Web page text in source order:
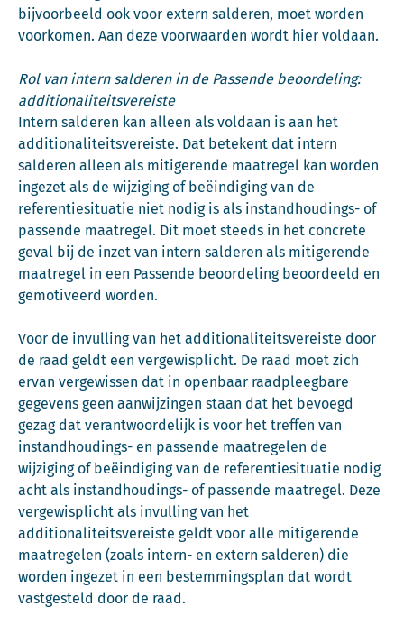
bijvoorbeeld ook voor extern salderen, moet worden
voorkomen. Aan deze voorwaarden wordt hier voldaan.
Rol van intern salderen in de Passende beoordeling:
additionaliteitsvereiste
Intern salderen kan alleen als voldaan is aan het
additionaliteitsvereiste. Dat betekent dat intern
salderen alleen als mitigerende maatregel kan worden
ingezet als de wijziging of beëindiging van de
referentiesituatie niet nodig is als instandhoudings- of
passende maatregel. Dit moet steeds in het concrete
geval bij de inzet van intern salderen als mitigerende
maatregel in een Passende beoordeling beoordeeld en
gemotiveerd worden.
Voor de invulling van het additionaliteitsvereiste door
de raad geldt een vergewisplicht. De raad moet zich
ervan vergewissen dat in openbaar raadpleegbare
gegevens geen aanwijzingen staan dat het bevoegd
gezag dat verantwoordelijk is voor het treffen van
instandhoudings- en passende maatregelen de
wijziging of beëindiging van de referentiesituatie nodig
acht als instandhoudings- of passende maatregel. Deze
vergewisplicht als invulling van het
additionaliteitsvereiste geldt voor alle mitigerende
maatregelen (zoals intern- en extern salderen) die
worden ingezet in een bestemmingsplan dat wordt
vastgesteld door de raad.